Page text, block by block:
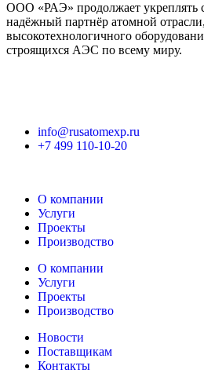
ООО «РАЭ» продолжает укреплять
надёжный партнёр атомной
высокотехнологичного
строящихся АЭС по всему миру.
info@rusatomexp.ru
+7 499 110-10-20
О компании
Услуги
Проекты
Производство
О компании
Услуги
Проекты
Производство
Новости
Поставщикам
Контакты